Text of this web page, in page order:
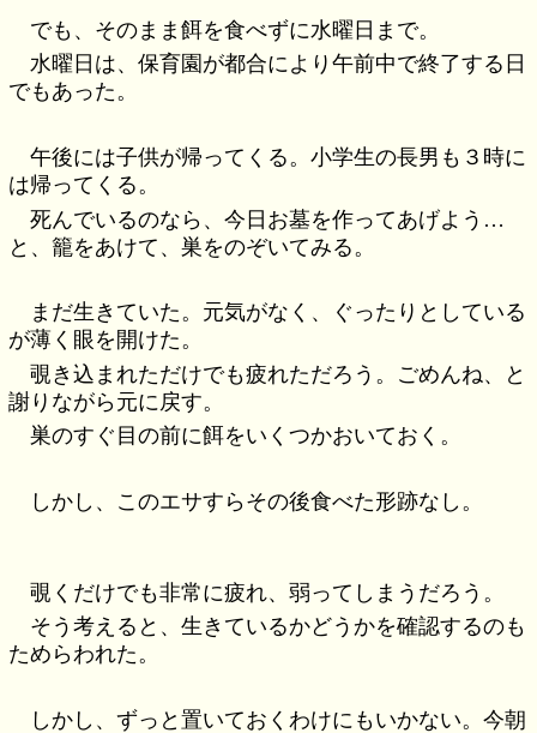
でも、そのまま餌を食べずに水曜日まで。
水曜日は、保育園が都合により午前中で終了する日
でもあった。
午後には子供が帰ってくる。小学生の長男も３時に
は帰ってくる。
死んでいるのなら、今日お墓を作ってあげよう…
と、籠をあけて、巣をのぞいてみる。
まだ生きていた。元気がなく、ぐったりとしている
が薄く眼を開けた。
覗き込まれただけでも疲れただろう。ごめんね、と
謝りながら元に戻す。
巣のすぐ目の前に餌をいくつかおいておく。
しかし、このエサすらその後食べた形跡なし。
覗くだけでも非常に疲れ、弱ってしまうだろう。
そう考えると、生きているかどうかを確認するのも
ためらわれた。
しかし、ずっと置いておくわけにもいかない。今朝